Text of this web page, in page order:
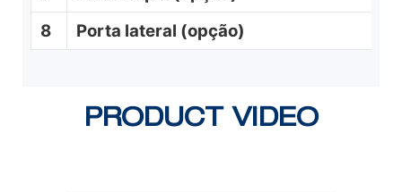
8
Porta lateral (opção)
PRODUCT VIDEO